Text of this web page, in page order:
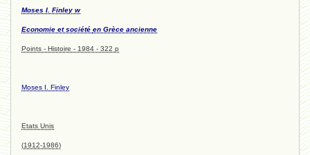
Moses I. Finley w
Economie et société en Grèce ancienne
Points - Histoire - 1984 - 322 p
Moses I. Finley
Etats Unis
(1912-1986)